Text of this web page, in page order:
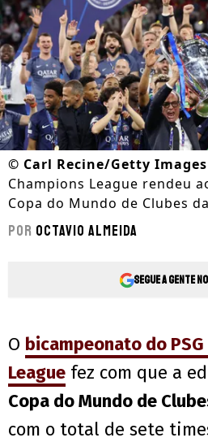
© Carl Recine/Getty Images
Champions League rendeu
Copa do Mundo de Clubes
Por Octavio Almeida
Segue a gente
O bicampeonato do
League fez com que a
Copa do Mundo de
com o total de sete